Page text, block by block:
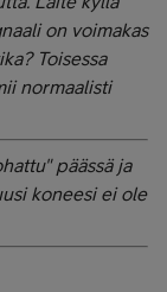
on voimakas
Toisessa
normaalisti
päässä ja
koneesi ei ole